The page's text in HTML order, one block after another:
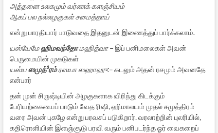
அத்தனை உலகமும் வர்ணக் களஞ்சியம்
ஆகப் பல நல்லழகுகள் சமைத்தாய்
என்று பாரதியார் பாடுவதை இதனுடன் இணைத்துப் பார்க்கலாம்.
யஸ்யேமேஹிமவந்தோமஹித்வா– இப் பனிமலைகள் அவன்
பெருமையின் முகடுகள்
யஸ்யஸமுத்³ரம்ரஸயா ஸஹாஹு:– கடலும் அதன் ரசமும் அவனதே
என்பார்
தன் முன் சிருஷ்டியின் அழகுகளாக விரிந்து கிடக்கும்
பேரியற்கையைப் பாடும் வேத ரிஷி, ஹிமாலயம் முதல் சமுத்திரம்
வரை அவன் புகழே என்று பரவசப் படுகிறார். வரலாற்றின் புலரியில்,
கதிரொளியின் இளஞ்சூடு பரவி வரும் பனிபடர்ந்த ஓர் வைகறைப்